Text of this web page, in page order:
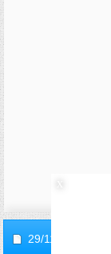
29/11/2005,